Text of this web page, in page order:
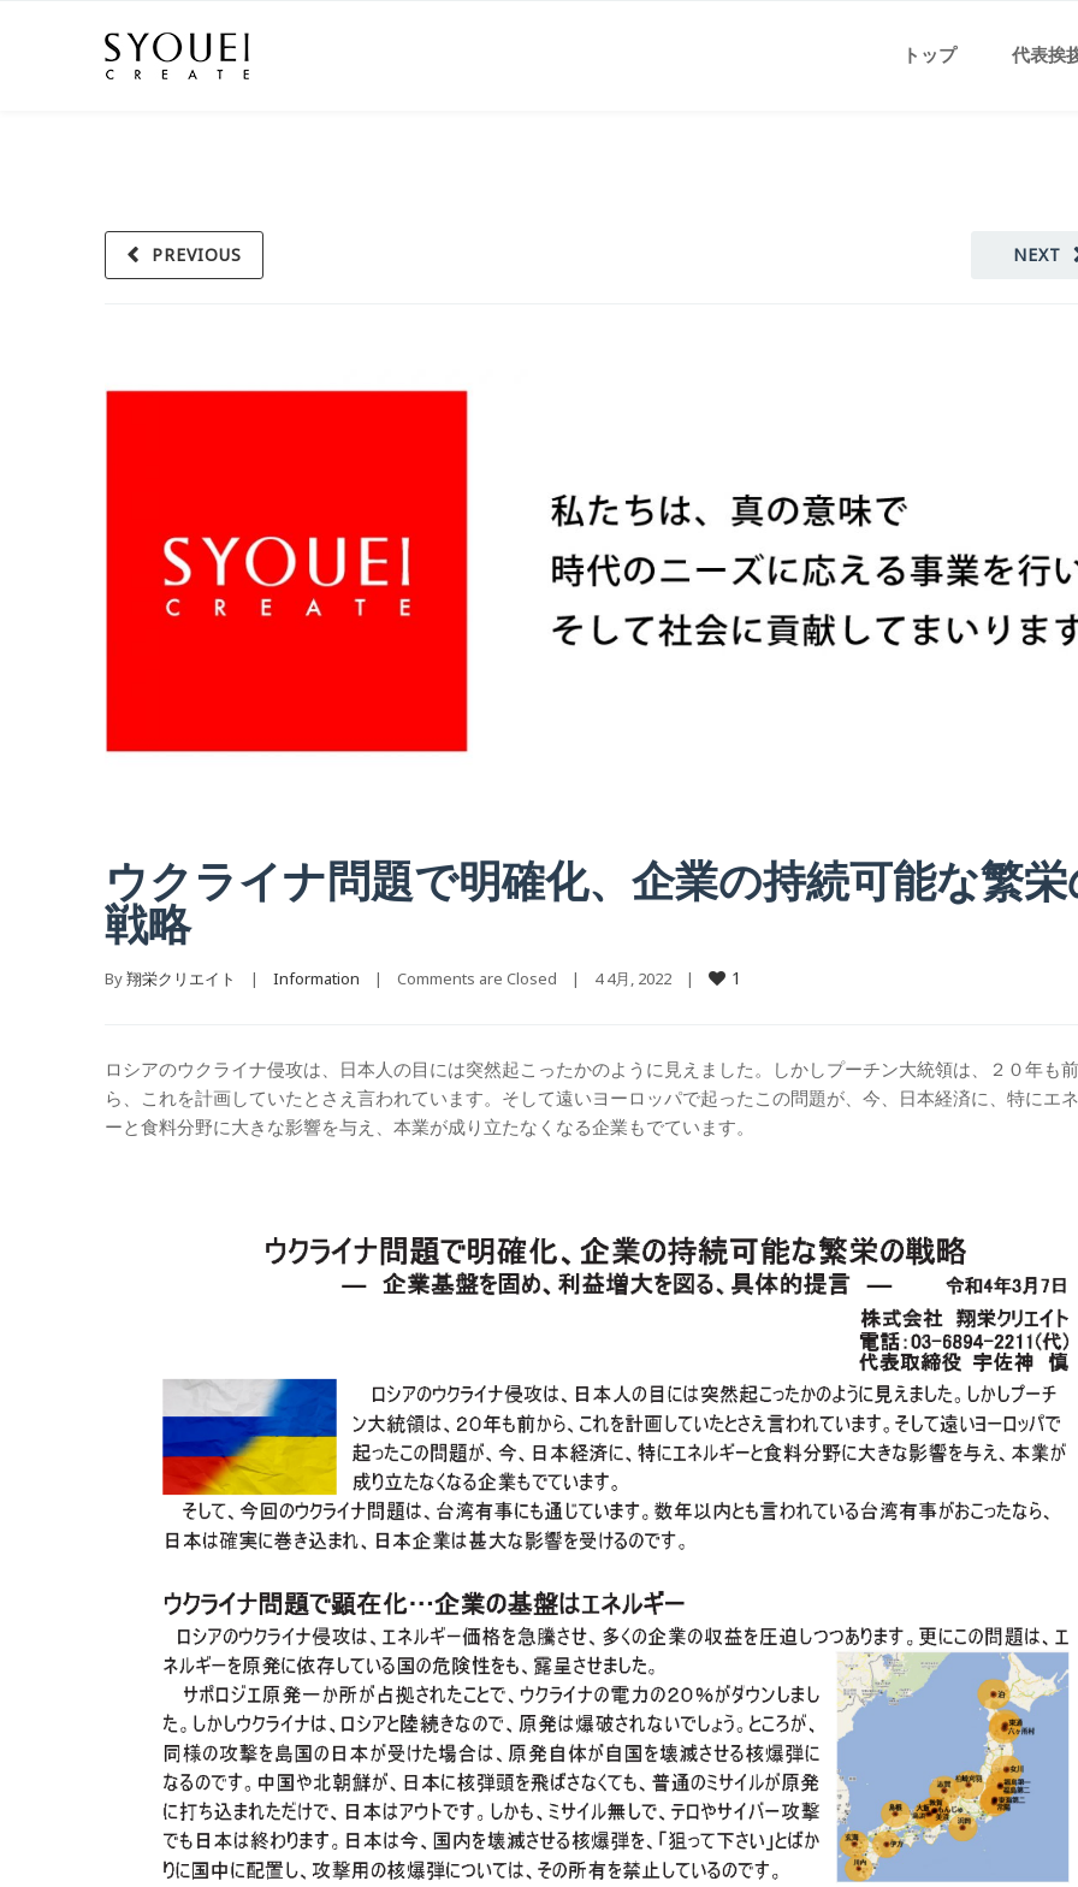
トップ 代表挨
NEXT
PREVIOUS
ウクライナ問題で明確化、企業の持続可能な繁
戦略
By 翔栄クリエイト
    |
Information
    |
Comments are Closed
    |    4 4月, 2022    |
1
ロシアのウクライナ侵攻は、日本人の目には突然起こったかのように見えました。しかしプーチン大統領は、２０年も
ら、これを計画していたとさえ言われています。そして遠いヨーロッパで起ったこの問題が、今、日本経済に、特にエ
ーと食料分野に大きな影響を与え、本業が成り立たなくなる企業もでています。